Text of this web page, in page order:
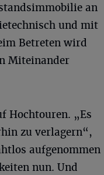
an
und mit
Betreten wird
Miteinander
Hochtouren. „Es
zu verlagern“,
aufgenommen
nun. Und